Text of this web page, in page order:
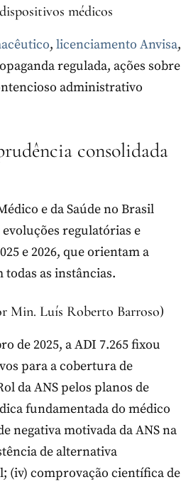
médicos
, licenciamento Anvisa,
regulada, ações sobre
administrativo
consolidada
e da Saúde no Brasil
regulatórias e
e 2026, que orientam a
as instâncias.
Min. Luís Roberto Barroso)
de 2025, a ADI 7.265 fixou
para a cobertura de
da ANS pelos planos de
fundamentada do médico
negativa motivada da ANS na
de alternativa
(iv) comprovação científica de